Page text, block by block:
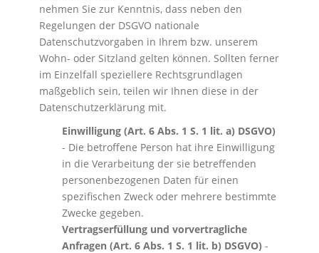
nehmen Sie zur Kenntnis, dass neben den
Regelungen der DSGVO nationale
Datenschutzvorgaben in Ihrem bzw. unserem
Wohn- oder Sitzland gelten können. Sollten ferner
im Einzelfall speziellere Rechtsgrundlagen
maßgeblich sein, teilen wir Ihnen diese in der
Datenschutzerklärung mit.
Einwilligung (Art. 6 Abs. 1 S. 1 lit. a) DSGVO)
- Die betroffene Person hat ihre Einwilligung
in die Verarbeitung der sie betreffenden
personenbezogenen Daten für einen
spezifischen Zweck oder mehrere bestimmte
Zwecke gegeben.
Vertragserfüllung und vorvertragliche
Anfragen (Art. 6 Abs. 1 S. 1 lit. b) DSGVO) -